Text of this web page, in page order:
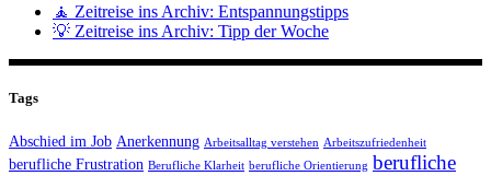
🧘 Zeitreise ins Archiv: Entspannungstipps
💡 Zeitreise ins Archiv: Tipp der Woche
Tags
Abschied im Job Anerkennung Arbeitsalltag verstehen Arbeitszufriedenheit
berufliche Frustration Berufliche Klarheit berufliche Orientierung berufliche